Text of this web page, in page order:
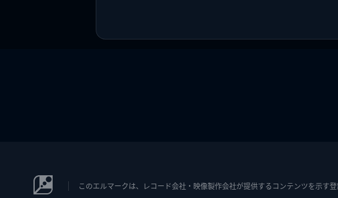
このエルマークは、レコード会社・映像製作会社が提供するコンテンツを示す